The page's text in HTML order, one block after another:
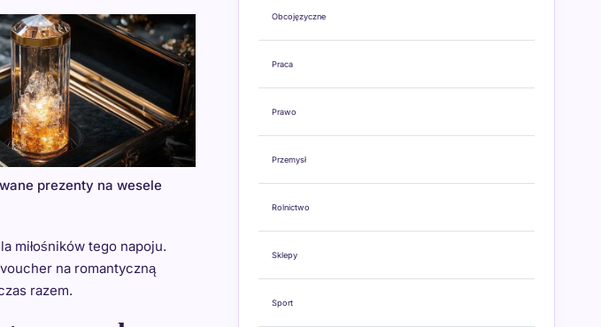
prezenty na wesele
miłośników tego napoju.
na romantyczną
razem.
Obcojęzyczne
Praca
Prawo
Przemysł
Rolnictwo
Sklepy
Sport